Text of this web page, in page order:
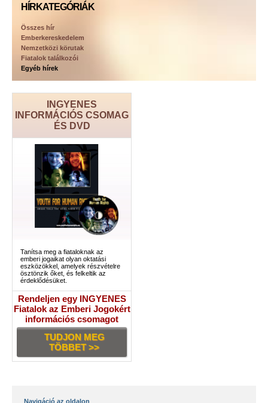
HÍRKATEGÓRIÁK
Összes hír
Emberkereskedelem
Nemzetközi körutak
Fiatalok találkozói
Egyéb hírek
INGYENES
INFORMÁCIÓS CSOMAG
ÉS DVD
Tanítsa meg a fiataloknak az
emberi jogaikat olyan oktatási
eszközökkel, amelyek részvételre
ösztönzik őket, és felkeltik az
érdeklődésüket.
Rendeljen egy INGYENES
Fiatalok az Emberi Jogokért
információs csomagot
TUDJON MEG
TÖBBET >>
Navigáció az oldalon